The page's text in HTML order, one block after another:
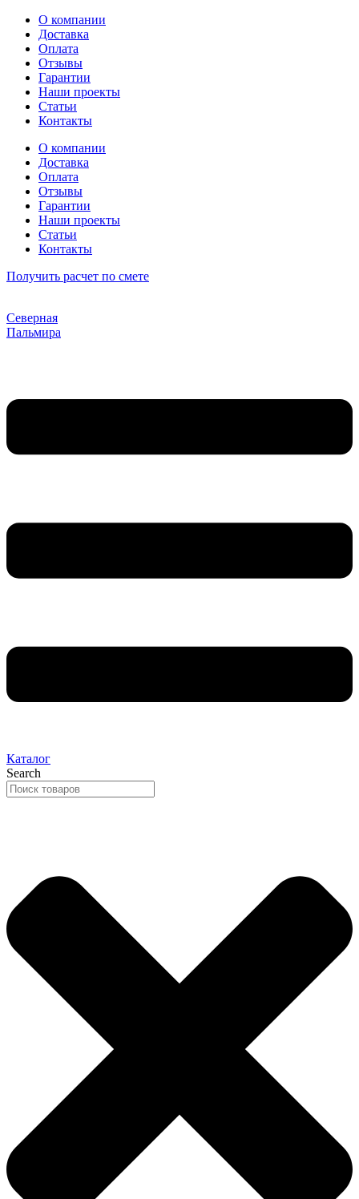
Перейти
содержимому
О компании
Доставка
Оплата
Отзывы
Гарантии
Наши проекты
Статьи
Контакты
О компании
Доставка
Оплата
Отзывы
Гарантии
Наши проекты
Статьи
Контакты
Получить расчет по смете
Северная
Пальмира
Каталог
Search